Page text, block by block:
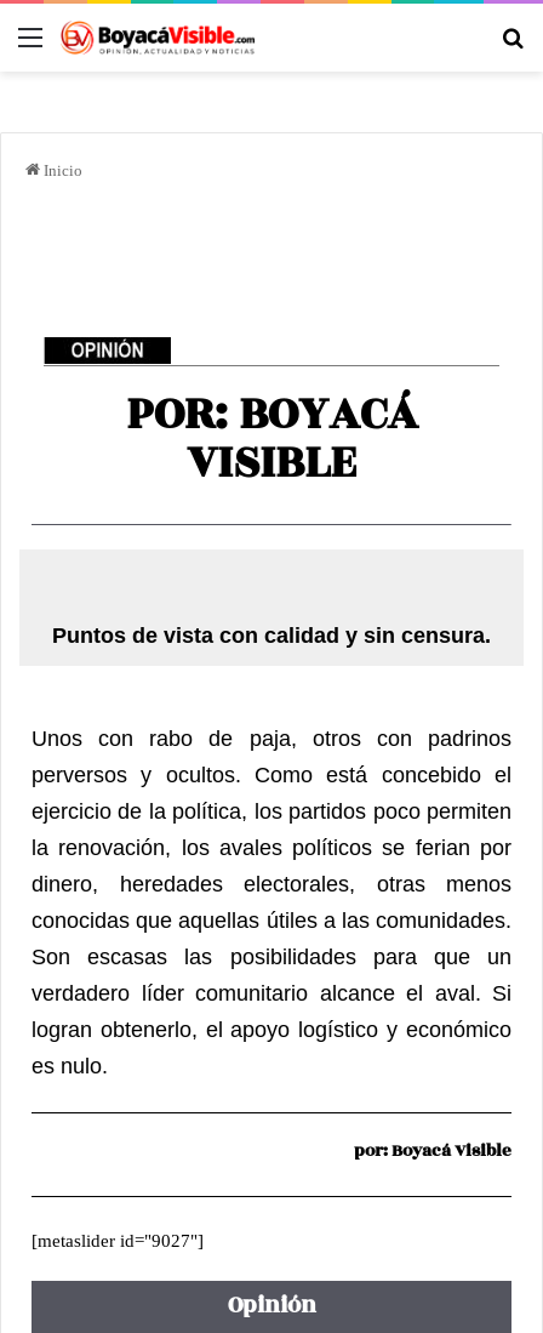
Inicio
POR: BOYACÁ
VISIBLE
Puntos de vista con calidad y sin censura.
Unos con rabo de paja, otros con padrinos
perversos y ocultos. Como está concebido el
ejercicio de la política, los partidos poco permiten
la renovación, los avales políticos se ferian por
dinero, heredades electorales, otras menos
conocidas que aquellas útiles a las comunidades.
Son escasas las posibilidades para que un
verdadero líder comunitario alcance el aval. Si
logran obtenerlo, el apoyo logístico y económico
es nulo.
por: Boyacá Visible
[metaslider id="9027"]
Opinión